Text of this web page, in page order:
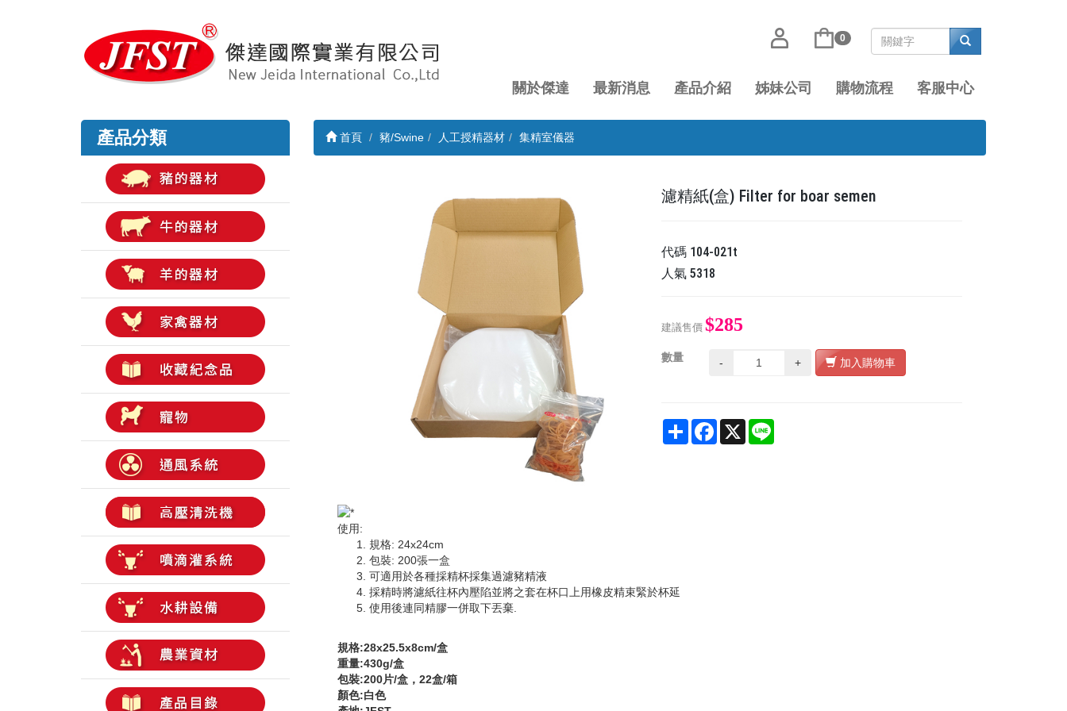
0
關於傑達 最新消息 產品介紹 姊妹公司 購物流程 客服中心
產品分類 首頁 豬/Swine 人工授精器材 集精室儀器
濾精紙(盒) Filter for boar semen
代碼 104-021t
人氣5318
建議售價 $285
數量 - + 加入購物車
Share Facebook
X
使用:
規格: 24x24cm
包裝: 200張一盒
可適用於各種採精杯採集過濾豬精液
採精時將濾紙往杯內壓陷並將之套在杯口上用橡皮精束緊於杯延
使用後連同精膠一併取下丟棄.
規格:28x25.5x8cm/盒
重量:430g/盒
包裝:200片/盒，22盒/箱
顏色:白色